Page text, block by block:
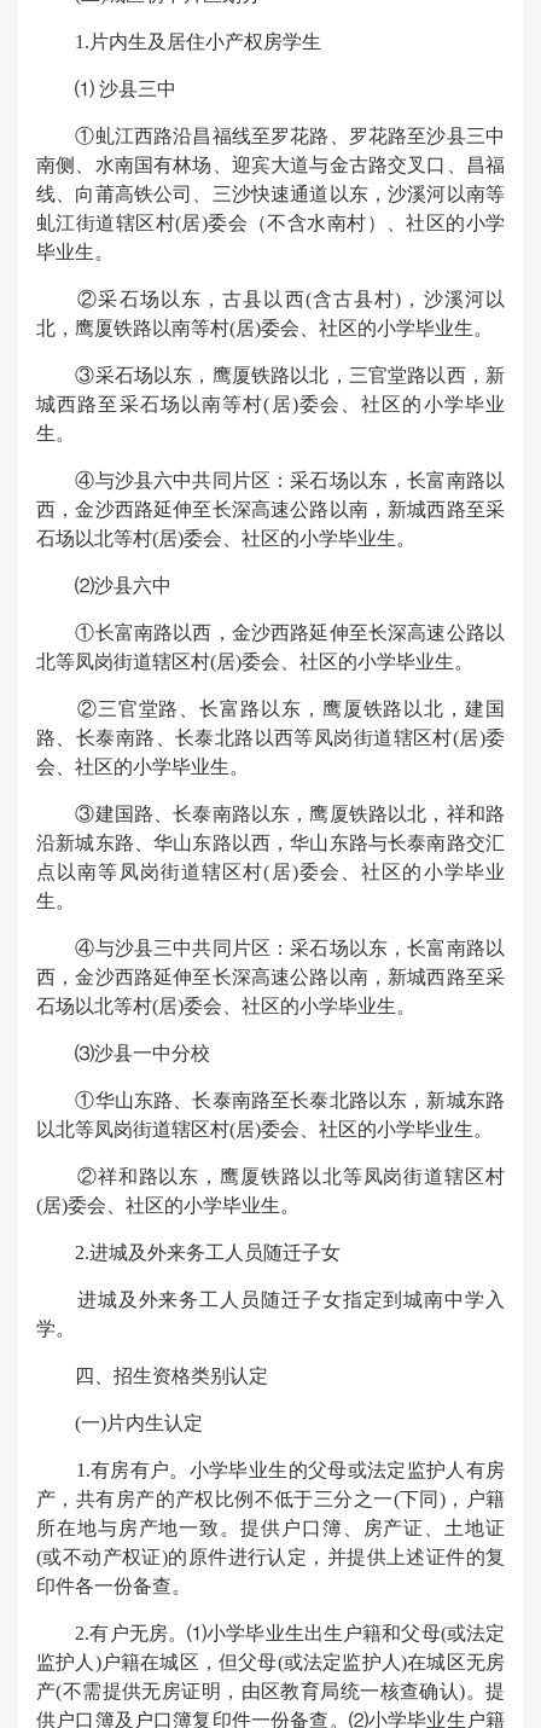
1.片内生及居住小产权房学生
⑴ 沙县三中
①虬江西路沿昌福线至罗花路、罗花路至沙县三中
南侧、水南国有林场、迎宾大道与金古路交叉口、昌福
线、向莆高铁公司、三沙快速通道以东，沙溪河以南等
虬江街道辖区村(居)委会（不含水南村）、社区的小学
毕业生。
②采石场以东，古县以西(含古县村)，沙溪河以
北，鹰厦铁路以南等村(居)委会、社区的小学毕业生。
③采石场以东，鹰厦铁路以北，三官堂路以西，新
城西路至采石场以南等村(居)委会、社区的小学毕业
生。
④与沙县六中共同片区：采石场以东，长富南路以
西，金沙西路延伸至长深高速公路以南，新城西路至采
石场以北等村(居)委会、社区的小学毕业生。
⑵沙县六中
①长富南路以西，金沙西路延伸至长深高速公路以
北等凤岗街道辖区村(居)委会、社区的小学毕业生。
②三官堂路、长富路以东，鹰厦铁路以北，建国
路、长泰南路、长泰北路以西等凤岗街道辖区村(居)委
会、社区的小学毕业生。
③建国路、长泰南路以东，鹰厦铁路以北，祥和路
沿新城东路、华山东路以西，华山东路与长泰南路交汇
点以南等凤岗街道辖区村(居)委会、社区的小学毕业
生。
④与沙县三中共同片区：采石场以东，长富南路以
西，金沙西路延伸至长深高速公路以南，新城西路至采
石场以北等村(居)委会、社区的小学毕业生。
⑶沙县一中分校
①华山东路、长泰南路至长泰北路以东，新城东路
以北等凤岗街道辖区村(居)委会、社区的小学毕业生。
②祥和路以东，鹰厦铁路以北等凤岗街道辖区村
(居)委会、社区的小学毕业生。
2.进城及外来务工人员随迁子女
进城及外来务工人员随迁子女指定到城南中学入
学。
四、招生资格类别认定
(一)片内生认定
1.有房有户。小学毕业生的父母或法定监护人有房
产，共有房产的产权比例不低于三分之一(下同)，户籍
所在地与房产地一致。提供户口簿、房产证、土地证
(或不动产权证)的原件进行认定，并提供上述证件的复
印件各一份备查。
2.有户无房。⑴小学毕业生出生户籍和父母(或法定
监护人)户籍在城区，但父母(或法定监护人)在城区无房
产(不需提供无房证明，由区教育局统一核查确认)。提
供户口簿及户口簿复印件一份备查。⑵小学毕业生户籍